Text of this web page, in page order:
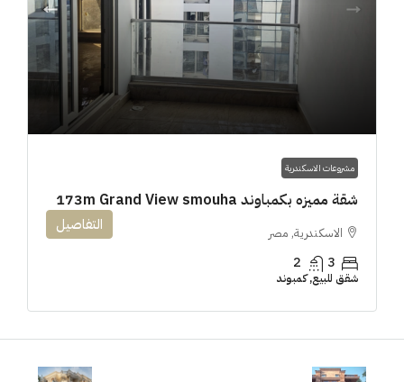
مشروعات الاسكندرية
شقة مميزه بكمباوند 173m Grand View smouha
الاسكندرية, مصر
3
2
شقق للبيع, كمبوند
التفاصيل